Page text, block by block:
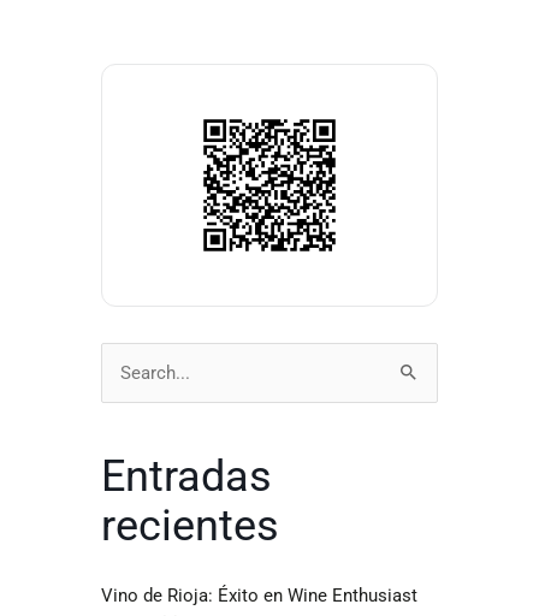
Buscar
por:
Entradas
recientes
Vino de Rioja: Éxito en Wine Enthusiast